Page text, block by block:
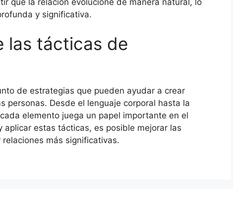
y significativa.
las tácticas de
de estrategias que pueden ayudar a crear
personas. Desde el lenguaje corporal hasta la
elemento juega un papel importante en el
estas tácticas, es posible mejorar las
más significativas.